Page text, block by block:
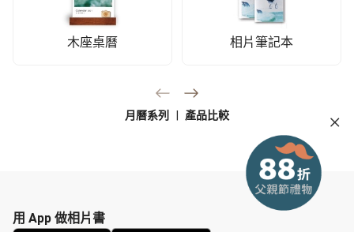
期間限定木座桌曆 相片筆記本
月曆系列 產品比較
用 App 做相片書